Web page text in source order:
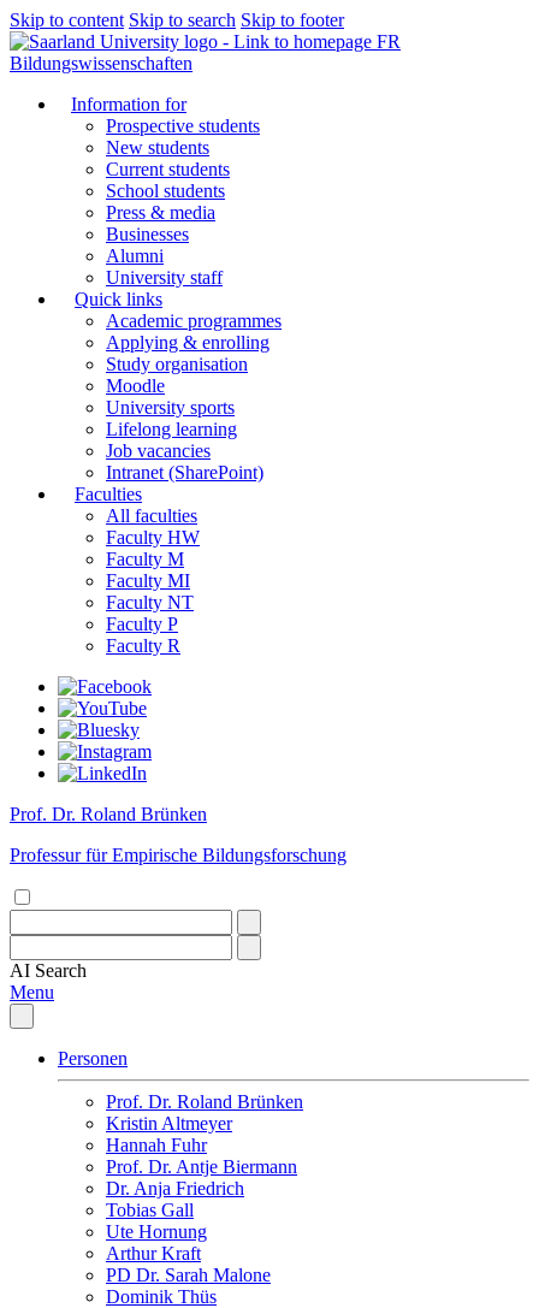
Skip to content Skip to search Skip to footer
FR
Bildungswissenschaften
Information for
Prospective students
New students
Current students
School students
Press & media
Businesses
Alumni
University staff
Quick links
Academic programmes
Applying & enrolling
Study organisation
Moodle
University sports
Lifelong learning
Job vacancies
Intranet (SharePoint)
Faculties
All faculties
Faculty HW
Faculty M
Faculty MI
Faculty NT
Faculty P
Faculty R
Prof. Dr. Roland Brünken
Professur für Empirische Bildungsforschung
AI Search
Menu
Personen
Prof. Dr. Roland Brünken
Kristin Altmeyer
Hannah Fuhr
Prof. Dr. Antje Biermann
Dr. Anja Friedrich
Tobias Gall
Ute Hornung
Arthur Kraft
PD Dr. Sarah Malone
Dominik Thüs